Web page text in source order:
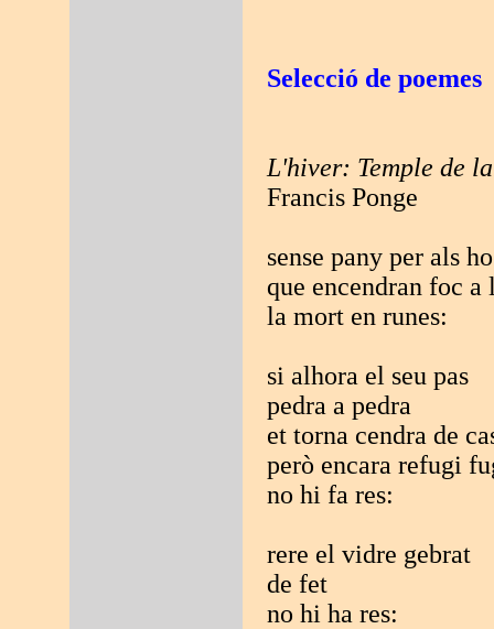
Selecció de poemes
L'hiver: Temple de
Francis Ponge
sense pany per als
que encendran foc a
la mort en runes:
si alhora el seu pas
pedra a pedra
et torna cendra de
però encara refugi
no hi fa res:
rere el vidre gebrat
de fet
no hi ha res: